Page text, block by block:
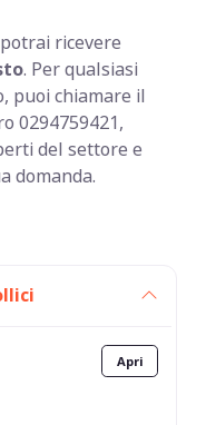
ricevere
. Per qualsiasi
puoi chiamare il
0294759421,
del settore e
domanda.